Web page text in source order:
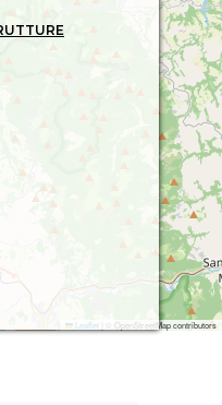
Leaflet © OpenStreetMap contributors